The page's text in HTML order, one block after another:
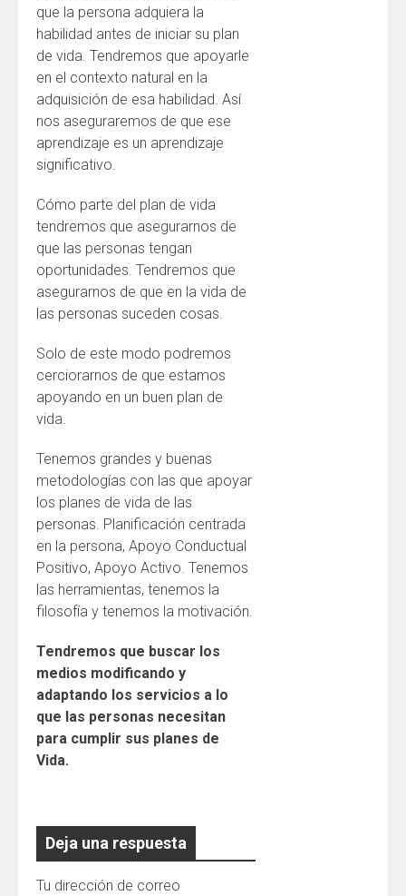
que la persona adquiera la
habilidad antes de iniciar su plan
de vida. Tendremos que apoyarle
en el contexto natural en la
adquisición de esa habilidad. Así
nos aseguraremos de que ese
aprendizaje es un aprendizaje
significativo.
Cómo parte del plan de vida
tendremos que asegurarnos de
que las personas tengan
oportunidades. Tendremos que
asegurarnos de que en la vida de
las personas suceden cosas.
Solo de este modo podremos
cerciorarnos de que estamos
apoyando en un buen plan de
vida.
Tenemos grandes y buenas
metodologías con las que apoyar
los planes de vida de las
personas. Planificación centrada
en la persona, Apoyo Conductual
Positivo, Apoyo Activo. Tenemos
las herramientas, tenemos la
filosofía y tenemos la motivación.
Tendremos que buscar los
medios modificando y
adaptando los servicios a lo
que las personas necesitan
para cumplir sus planes de
Vida.
Deja una respuesta
Tu dirección de correo